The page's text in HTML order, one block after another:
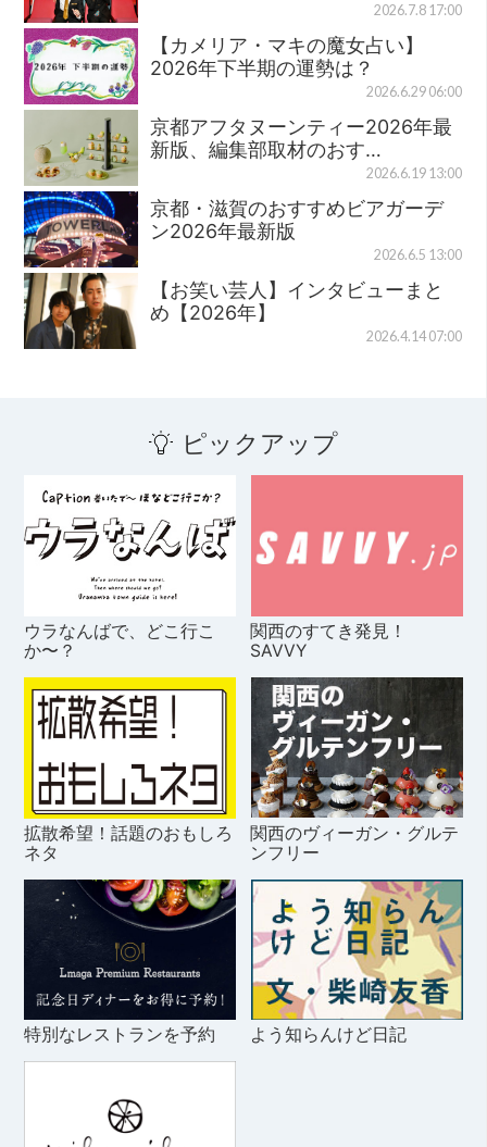
2026.7.8 17:00
【カメリア・マキの魔女占い】
2026年下半期の運勢は？
2026.6.29 06:00
京都アフタヌーンティー2026年最
新版、編集部取材のおす…
2026.6.19 13:00
京都・滋賀のおすすめビアガーデ
ン2026年最新版
2026.6.5 13:00
【お笑い芸人】インタビューまと
め【2026年】
2026.4.14 07:00
ピックアップ
ウラなんばで、どこ行こ
か〜？
関西のすてき発見！
SAVVY
拡散希望！話題のおもしろ
ネタ
関西のヴィーガン・グルテ
ンフリー
特別なレストランを予約 よう知らんけど日記